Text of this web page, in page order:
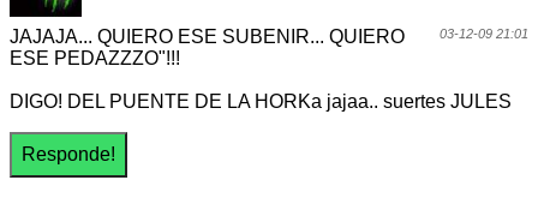
03-12-09 21:01
JAJAJA... QUIERO ESE SUBENIR... QUIERO
ESE PEDAZZZO"!!!
DIGO! DEL PUENTE DE LA HORKa jajaa.. suertes JULES